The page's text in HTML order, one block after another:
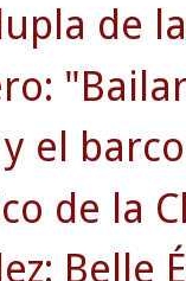
de
el
de la
Belle